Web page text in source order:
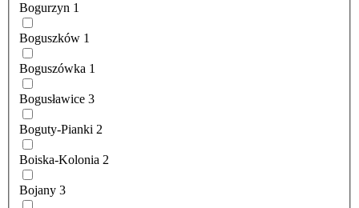
Bogurzyn 1
Boguszków 1
Boguszówka 1
Bogusławice 3
Boguty-Pianki 2
Boiska-Kolonia 2
Bojany 3